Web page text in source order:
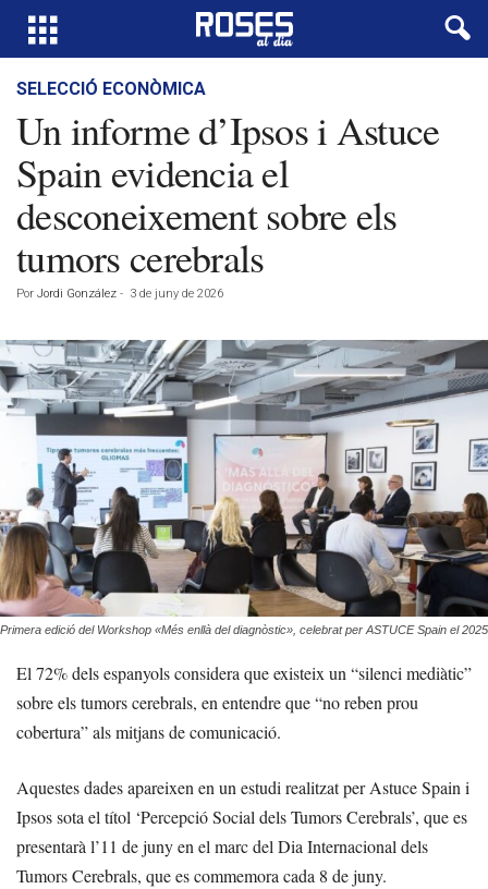
SELECCIÓ ECONÒMICA
Un informe d’Ipsos i Astuce
Spain evidencia el
desconeixement sobre els
tumors cerebrals
Por Jordi González - 3 de juny de 2026
Primera edició del Workshop «Més enllà del diagnòstic», celebrat per ASTUCE Spain el 2025
El 72% dels espanyols considera que existeix un “silenci mediàtic”
sobre els tumors cerebrals, en entendre que “no reben prou
cobertura” als mitjans de comunicació.
Aquestes dades apareixen en un estudi realitzat per Astuce Spain i
Ipsos sota el títol ‘Percepció Social dels Tumors Cerebrals’, que es
presentarà l’11 de juny en el marc del Dia Internacional dels
Tumors Cerebrals, que es commemora cada 8 de juny.